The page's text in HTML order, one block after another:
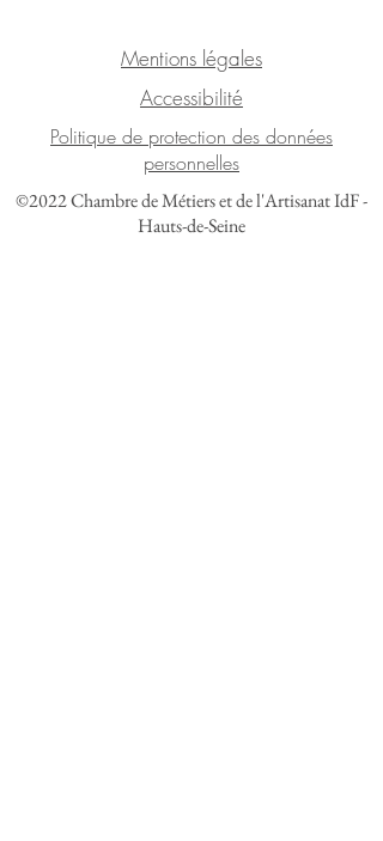
Mentions légales
Accessibilité
Politique de protection des données
personnelles
©2022 Chambre de Métiers et de l'Artisanat IdF -
Hauts-de-Seine